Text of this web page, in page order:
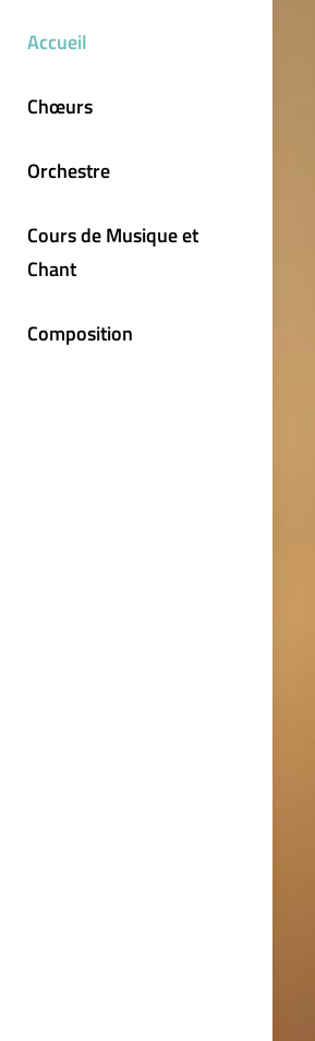
Accueil
Chœurs
Orchestre
Cours de Musique et
Chant
Composition